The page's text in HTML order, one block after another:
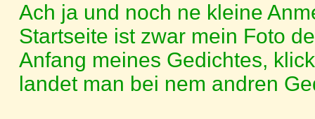
Ach ja und noch ne kleine
Startseite ist zwar mein Foto
Anfang meines Gedichtes,
landet man bei nem andren